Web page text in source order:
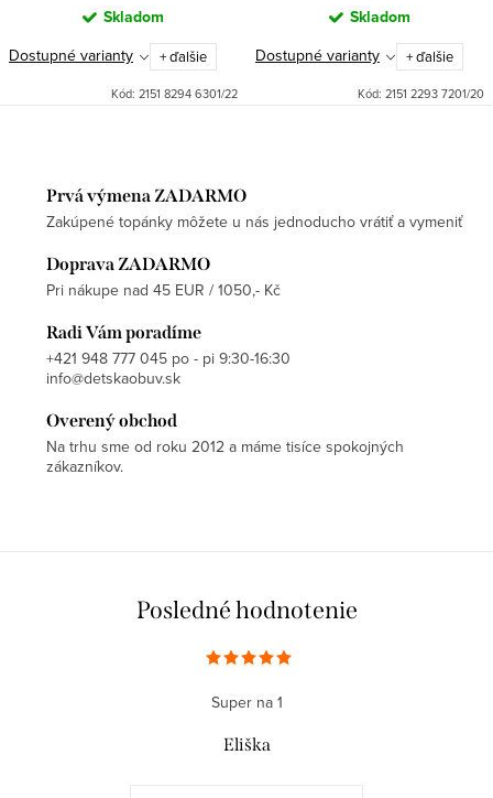
Skladom
Dostupné varianty + ďalšie
Kód: 2151 8294 6301/22
Skladom
Dostupné varianty + ďalšie
Kód: 2151 2293 7201/20
Prvá výmena ZADARMO
Zakúpené topánky môžete u nás jednoducho vrátiť a vymeniť
Doprava ZADARMO
Pri nákupe nad 45 EUR / 1050,- Kč
Radi Vám poradíme
+421 948 777 045 po - pi 9:30-16:30
info@detskaobuv.sk
Overený obchod
Na trhu sme od roku 2012 a máme tisíce spokojných
zákazníkov.
Posledné hodnotenie
Super na 1
Eliška